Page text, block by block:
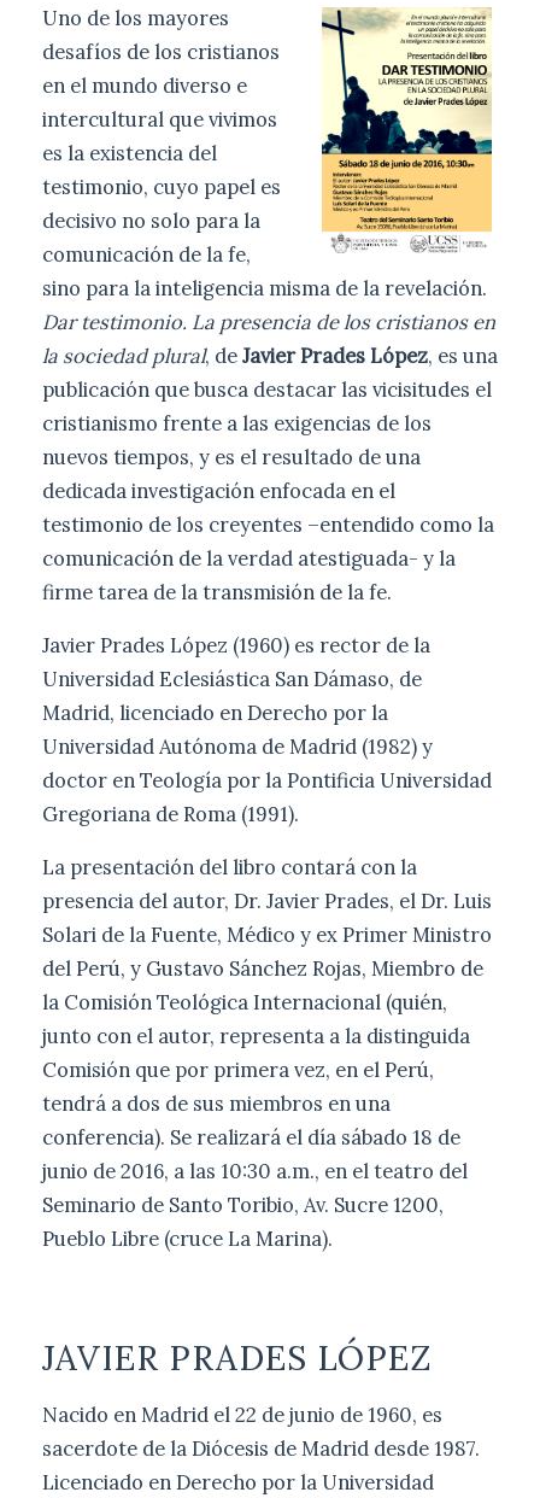
Uno de los mayores
desafíos de los cristianos
en el mundo diverso e
intercultural que vivimos
es la existencia del
testimonio, cuyo papel es
decisivo no solo para la
comunicación de la fe,
sino para la inteligencia misma de la revelación.
Dar testimonio. La presencia de los cristianos en
la sociedad plural, deJavier Prades López, es una
publicación que busca destacar las vicisitudes el
cristianismo frente a las exigencias de los
nuevos tiempos, y es el resultado de una
dedicada investigación enfocada en el
testimonio de los creyentes –entendido como la
comunicación de la verdad atestiguada- y la
firme tarea de la transmisión de la fe.
Javier Prades López (1960) es rector de la
Universidad Eclesiástica San Dámaso, de
Madrid, licenciado en Derecho por la
Universidad Autónoma de Madrid (1982) y
doctor en Teología por la Pontificia Universidad
Gregoriana de Roma (1991).
La presentación del libro contará con la
presencia del autor, Dr. Javier Prades, el Dr. Luis
Solari de la Fuente, Médico y ex Primer Ministro
del Perú, y Gustavo Sánchez Rojas, Miembro de
la Comisión Teológica Internacional (quién,
junto con el autor, representa a la distinguida
Comisión que por primera vez, en el Perú,
tendrá a dos de sus miembros en una
conferencia). Se realizará el día sábado 18 de
junio de 2016, a las 10:30 a.m., en el teatro del
Seminario de Santo Toribio, Av. Sucre 1200,
Pueblo Libre (cruce La Marina).
JAVIER PRADES LÓPEZ
Nacido en Madrid el 22 de junio de 1960, es
sacerdote de la Diócesis de Madrid desde 1987.
Licenciado en Derecho por la Universidad